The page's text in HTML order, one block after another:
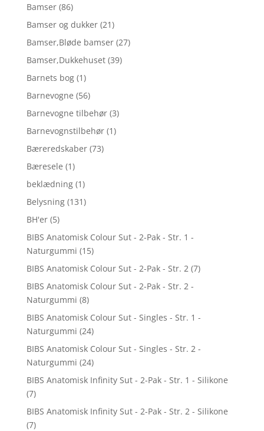
Bamser (86)
Bamser og dukker (21)
Bamser,Bløde bamser (27)
Bamser,Dukkehuset (39)
Barnets bog (1)
Barnevogne (56)
Barnevogne tilbehør (3)
Barnevognstilbehør (1)
Bæreredskaber (73)
Bæresele (1)
beklædning (1)
Belysning (131)
BH'er (5)
BIBS Anatomisk Colour Sut - 2-Pak - Str. 1 -
Naturgummi (15)
BIBS Anatomisk Colour Sut - 2-Pak - Str. 2 (7)
BIBS Anatomisk Colour Sut - 2-Pak - Str. 2 -
Naturgummi (8)
BIBS Anatomisk Colour Sut - Singles - Str. 1 -
Naturgummi (24)
BIBS Anatomisk Colour Sut - Singles - Str. 2 -
Naturgummi (24)
BIBS Anatomisk Infinity Sut - 2-Pak - Str. 1 - Silikone
(7)
BIBS Anatomisk Infinity Sut - 2-Pak - Str. 2 - Silikone
(7)